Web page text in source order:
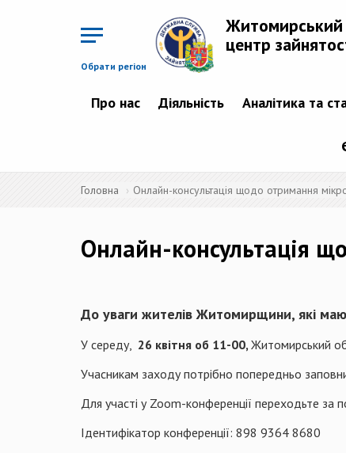
Обрати регіон
Житомирський
центр
Про нас Діяльність Аналітика та
Головна Онлайн-консультація щодо отримання
Онлайн-консультація
До уваги жителів Житомирщини, які
У середу, 26 квітня об 11-00, Житомирський
Учасникам заходу потрібно попередньо
Для участі у Zoom-конференції переходьте за
Ідентифікатор конференції: 898 9364 8680